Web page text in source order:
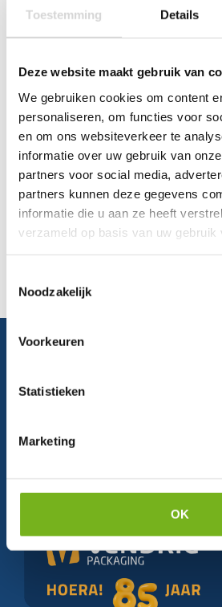
Toestemming Details
Deze website maakt gebruik van
We gebruiken cookies om content
personaliseren, om functies voor
en om ons websiteverkeer te
informatie over uw gebruik van
partners voor social media,
partners kunnen deze gegevens
informatie die u aan ze heeft
verzameld op basis van uw gebruik
Noodzakelijk
Voorkeuren
Statistieken
Marketing
OK
Chat
Offerte aanvragen Vraag een
kijken naar de mogelijkheden.
Schrijf je in en
Krijg af